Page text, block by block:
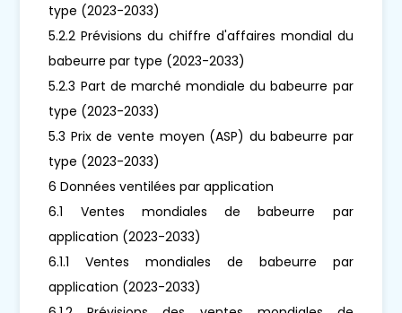
type (2023-2033)
5.2.2 Prévisions du chiffre d'affaires mondial du
babeurre par type (2023-2033)
5.2.3 Part de marché mondiale du babeurre par
type (2023-2033)
5.3 Prix de vente moyen (ASP) du babeurre par
type (2023-2033)
6 Données ventilées par application
6.1 Ventes mondiales de babeurre par
application (2023-2033)
6.1.1 Ventes mondiales de babeurre par
application (2023-2033)